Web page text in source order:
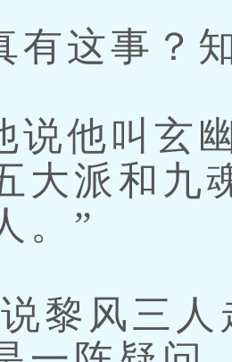
这事？
他叫玄
大派和九
。”
黎风三人